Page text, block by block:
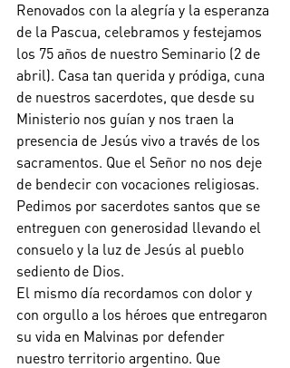
Renovados con la alegría y la esperanza
de la Pascua, celebramos y festejamos
los 75 años de nuestro Seminario (2 de
abril). Casa tan querida y pródiga, cuna
de nuestros sacerdotes, que desde su
Ministerio nos guían y nos traen la
presencia de Jesús vivo a través de los
sacramentos. Que el Señor no nos deje
de bendecir con vocaciones religiosas.
Pedimos por sacerdotes santos que se
entreguen con generosidad llevando el
consuelo y la luz de Jesús al pueblo
sediento de Dios.
El mismo día recordamos con dolor y
con orgullo a los héroes que entregaron
su vida en Malvinas por defender
nuestro territorio argentino. Que